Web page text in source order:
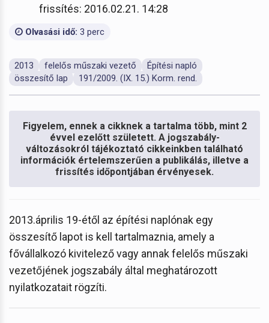
frissítés: 2016.02.21. 14:28
Olvasási idő: 3 perc
2013 felelős műszaki vezető
Építési napló
összesítő lap
191/2009. (IX. 15.) Korm. rend.
Figyelem, ennek a cikknek a tartalma több, mint 2
évvel ezelőtt született. A jogszabály-
változásokról tájékoztató cikkeinkben található
információk értelemszerűen a publikálás, illetve a
frissítés időpontjában érvényesek.
2013.április 19-étől az építési naplónak egy
összesítő lapot is kell tartalmaznia, amely a
fővállalkozó kivitelező vagy annak felelős műszaki
vezetőjének jogszabály által meghatározott
nyilatkozatait rögzíti.